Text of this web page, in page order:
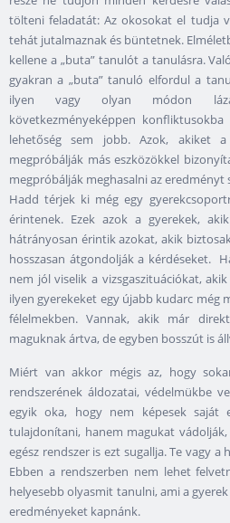
tölteni feladatát: Az okosokat el tudja
tehát jutalmaznak és büntetnek.
kellene a „buta” tanulót a tanulásra.
gyakran a „buta” tanuló elfordul a
ilyen vagy olyan módon
következményeképpen
lehetőség sem jobb. Azok, akiket a
megpróbálják más eszközökkel
megpróbálják meghasalni az eredményt
Hadd térjek ki még egy
érintenek. Ezek azok a gyerekek,
hátrányosan érintik azokat, akik
hosszasan átgondolják a kérdéseket.
nem jól viselik a vizsgaszituációkat,
ilyen gyerekeket egy újabb kudarc még
félelmekben. Vannak, akik már
maguknak ártva, de egyben bosszút is
Miért van akkor mégis az, hogy
rendszerének áldozatai, védelmükbe
egyik oka, hogy nem képesek saját
tulajdonítani, hanem magukat
egész rendszer is ezt sugallja. Te vagy
Ebben a rendszerben nem lehet
helyesebb olyasmit tanulni, ami a
eredményeket kapnánk.